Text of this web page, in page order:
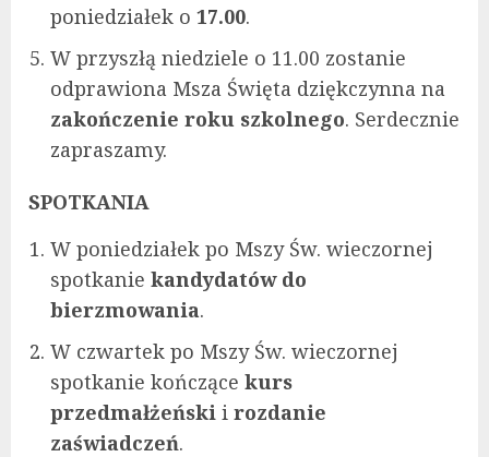
poniedziałek o 17.00.
W przyszłą niedziele o 11.00 zostanie
odprawiona Msza Święta dziękczynna na
zakończenie roku szkolnego. Serdecznie
zapraszamy.
SPOTKANIA
W poniedziałek po Mszy Św. wieczornej
spotkanie kandydatów do
bierzmowania.
W czwartek po Mszy Św. wieczornej
spotkanie kończące kurs
przedmałżeński i rozdanie
zaświadczeń.